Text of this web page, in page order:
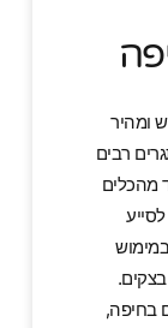
ומהיר
רבים
מהכלים
בחיפה,